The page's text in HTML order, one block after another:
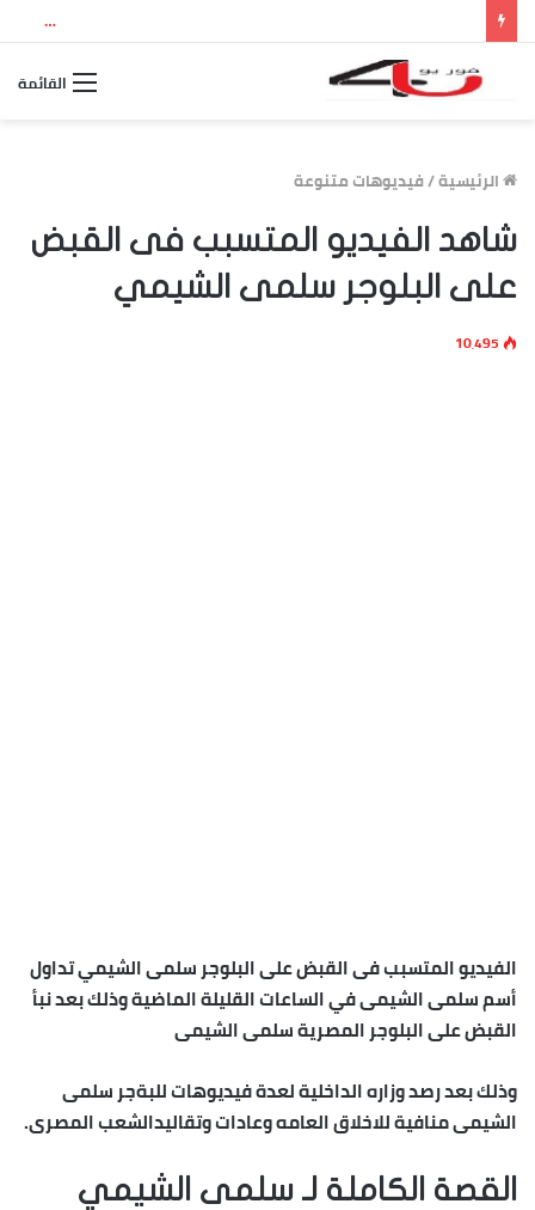
نتيجة الثانوية العامة 2026 بالاسم ورقم الجلوس.. استعلم الآن عن درجاتك والمجموع الكلي
القائمة
الرئيسية/فيديوهات متنوعة
شاهد الفيديو المتسبب فى القبض
على البلوجر سلمى الشيمي
10٬495
الفيديو المتسبب فى القبض على البلوجر سلمى الشيمي تداول
أسم سلمى الشيمى في الساعات القليلة الماضية وذلك بعد نبأ
القبض على البلوجر المصرية سلمى الشيمى
وذلك بعد رصد وزاره الداخلية لعدة فيديوهات للبةجر سلمى
الشيمى منافية للاخلاق العامه وعادات وتقاليدالشعب المصرى.
القصة الكاملة لـ سلمى الشيمي